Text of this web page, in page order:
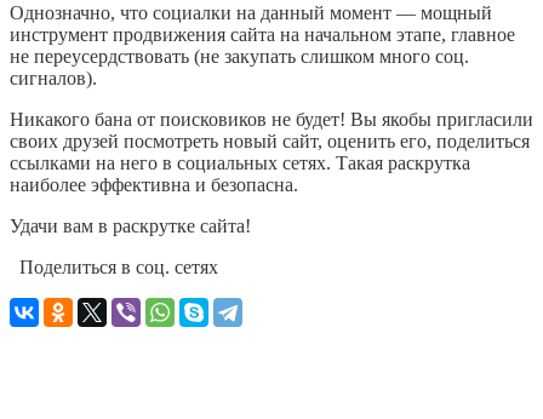
Однозначно, что социалки на данный момент — мощный
инструмент продвижения сайта на начальном этапе, главное
не переусердствовать (не закупать слишком много соц.
сигналов).
Никакого бана от поисковиков не будет! Вы якобы пригласили
своих друзей посмотреть новый сайт, оценить его, поделиться
ссылками на него в социальных сетях. Такая раскрутка
наиболее эффективна и безопасна.
Удачи вам в раскрутке сайта!
Поделиться в соц. сетях